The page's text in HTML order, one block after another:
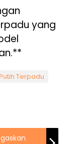
yang
Terpadu